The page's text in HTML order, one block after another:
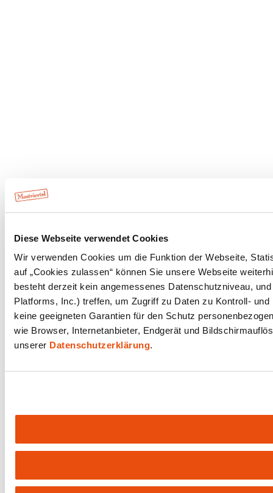
Diese Webseite verwendet Cookies
Wir verwenden Cookies um die Funktion der Webseite,
auf „Cookies zulassen“ können Sie unsere Webseite
besteht derzeit kein angemessenes Datenschutzniveau,
Platforms, Inc.) treffen, um Zugriff zu Daten zu Kontroll-
keine geeigneten Garantien für den Schutz
wie Browser, Internetanbieter, Endgerät und
unserer Datenschutzerklärung.